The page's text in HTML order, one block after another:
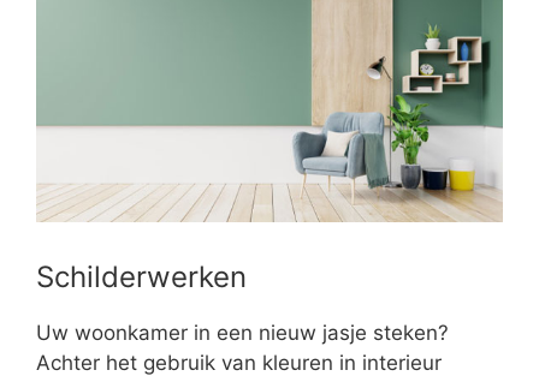
Schilderwerken
Uw woonkamer in een nieuw jasje steken?
Achter het gebruik van kleuren in interieur